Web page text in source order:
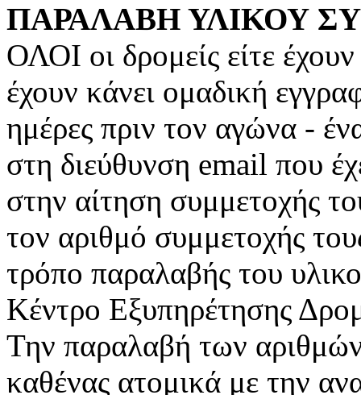
ΠΑΡΑΛΑΒΗ ΥΛΙΚΟΥ
ΟΛΟΙ οι δρομείς είτε
έχουν κάνει ομαδική
ημέρες πριν τον αγώνα -
στη διεύθυνση email που
στην αίτηση συμμετοχής
τον αριθμό συμμετοχής
τρόπο παραλαβής του
Κέντρο Εξυπηρέτησης
Την παραλαβή των
καθένας ατομικά με την